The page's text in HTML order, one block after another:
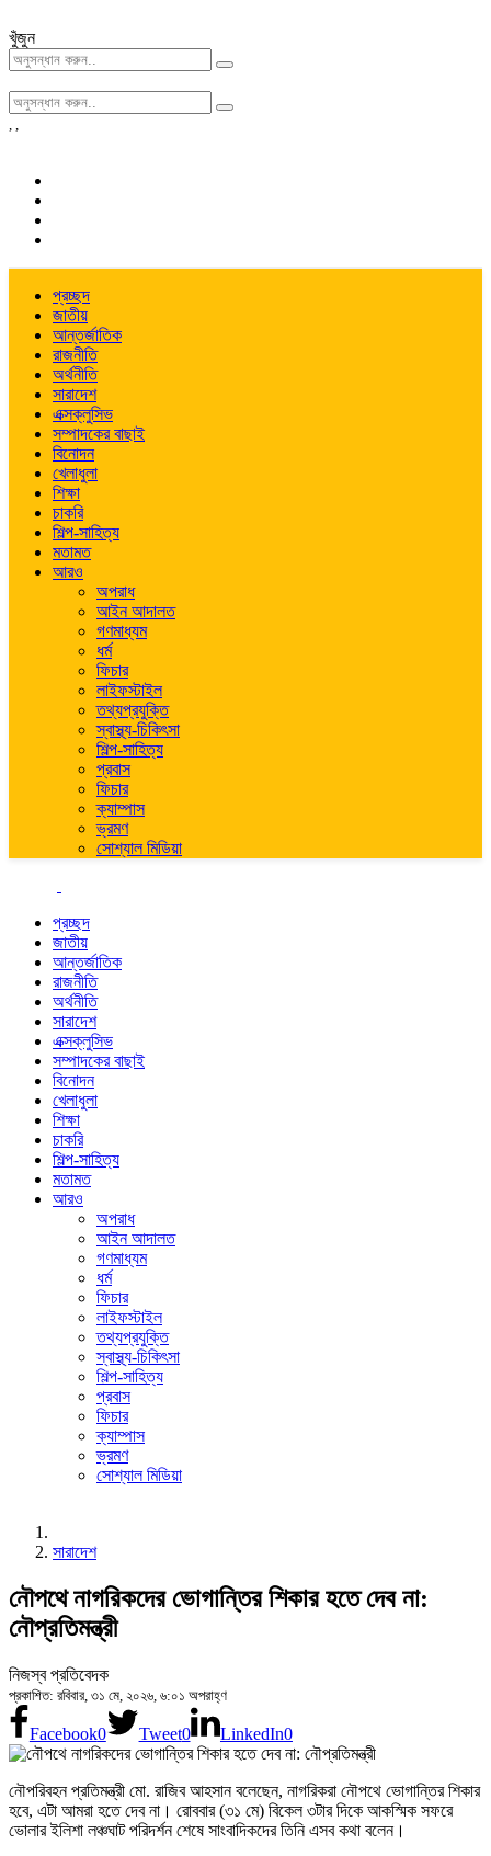
খুঁজুন
, ,
প্রচ্ছদ
জাতীয়
আন্তর্জাতিক
রাজনীতি
অর্থনীতি
সারাদেশ
এক্সক্লুসিভ
সম্পাদকের বাছাই
বিনোদন
খেলাধুলা
শিক্ষা
চাকরি
শিল্প-সাহিত্য
মতামত
আরও
অপরাধ
আইন আদালত
গণমাধ্যম
ধর্ম
ফিচার
লাইফস্টাইল
তথ্যপ্রযুক্তি
স্বাস্থ্য-চিকিৎসা
শিল্প-সাহিত্য
প্রবাস
ফিচার
ক্যাম্পাস
ভ্রমণ
সোশ্যাল মিডিয়া
প্রচ্ছদ
জাতীয়
আন্তর্জাতিক
রাজনীতি
অর্থনীতি
সারাদেশ
এক্সক্লুসিভ
সম্পাদকের বাছাই
বিনোদন
খেলাধুলা
শিক্ষা
চাকরি
শিল্প-সাহিত্য
মতামত
আরও
অপরাধ
আইন আদালত
গণমাধ্যম
ধর্ম
ফিচার
লাইফস্টাইল
তথ্যপ্রযুক্তি
স্বাস্থ্য-চিকিৎসা
শিল্প-সাহিত্য
প্রবাস
ফিচার
ক্যাম্পাস
ভ্রমণ
সোশ্যাল মিডিয়া
সারাদেশ
নৌপথে নাগরিকদের ভোগান্তির শিকার হতে দেব না:
নৌপ্রতিমন্ত্রী
নিজস্ব প্রতিবেদক
প্রকাশিত: রবিবার, ৩১ মে, ২০২৬, ৬:০১ অপরাহ্ণ
Facebook0 Tweet0 LinkedIn0
নৌপরিবহন প্রতিমন্ত্রী মো. রাজিব আহসান বলেছেন, নাগরিকরা নৌপথে ভোগান্তির শিকার
হবে, এটা আমরা হতে দেব না। রোববার (৩১ মে) বিকেল ৩টার দিকে আকস্মিক সফরে
ভোলার ইলিশা লঞ্চঘাট পরিদর্শন শেষে সাংবাদিকদের তিনি এসব কথা বলেন।